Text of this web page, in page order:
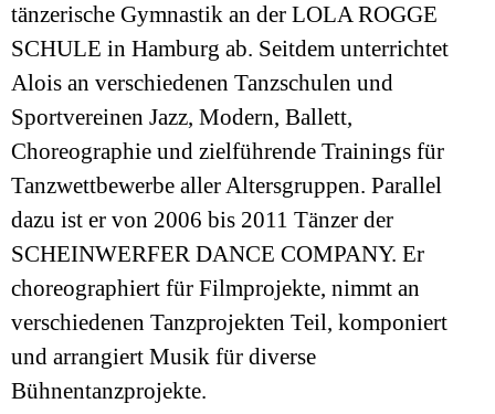
tänzerische Gymnastik an der LOLA ROGGE
SCHULE in Hamburg ab. Seitdem unterrichtet
Alois an verschiedenen Tanzschulen und
Sportvereinen Jazz, Modern, Ballett,
Choreographie und zielführende Trainings für
Tanzwettbewerbe aller Altersgruppen. Parallel
dazu ist er von 2006 bis 2011 Tänzer der
SCHEINWERFER DANCE COMPANY. Er
choreographiert für Filmprojekte, nimmt an
verschiedenen Tanzprojekten Teil, komponiert
und arrangiert Musik für diverse
Bühnentanzprojekte.